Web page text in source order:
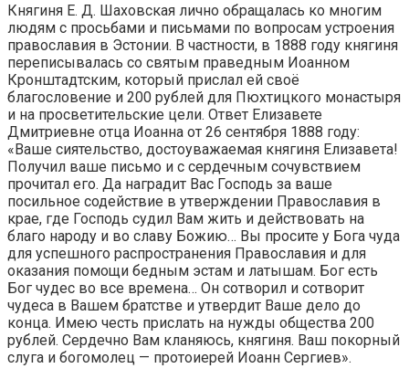
Княгиня Е. Д. Шаховская лично обращалась ко многим
людям с просьбами и письмами по вопросам устроения
православия в Эстонии. В частности, в 1888 году княгиня
переписывалась со святым праведным Иоанном
Кронштадтским, который прислал ей своё
благословение и 200 рублей для Пюхтицкого монастыря
и на просветительские цели. Ответ Елизавете
Дмитриевне отца Иоанна от 26 сентября 1888 году:
«Ваше сиятельство, достоуважаемая княгиня Елизавета!
Получил ваше письмо и с сердечным сочувствием
прочитал его. Да наградит Вас Господь за ваше
посильное содействие в утверждении Православия в
крае, где Господь судил Вам жить и действовать на
благо народу и во славу Божию… Вы просите у Бога чуда
для успешного распространения Православия и для
оказания помощи бедным эстам и латышам. Бог есть
Бог чудес во все времена… Он сотворил и сотворит
чудеса в Вашем братстве и утвердит Ваше дело до
конца. Имею честь прислать на нужды общества 200
рублей. Сердечно Вам кланяюсь, княгиня. Ваш покорный
слуга и богомолец — протоиерей Иоанн Сергиев».